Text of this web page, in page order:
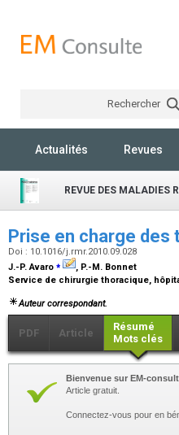
Rechercher
Actualités Revues
REVUE DES MALADIES
Prise en charge
Doi : 10.1016/j.rmr.2010.09.028
J.-P. Avaro ⁎
, P.-M. Bonnet
Service de chirurgie thoracique,
Auteur correspondant.
PDF Article
Résumé
Mots clés
Bienvenue sur EM-
Article gratuit.
Connectez-vous pour en